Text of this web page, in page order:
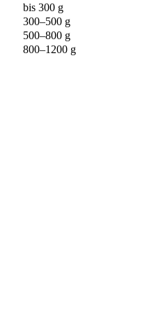
bis 300 g
300–500 g
500–800 g
800–1200 g